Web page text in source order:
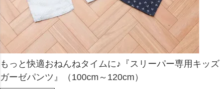
もっと快適おねんねタイムに♪『スリーパー専用キッズ
ガーゼパンツ』（100cm～120cm）